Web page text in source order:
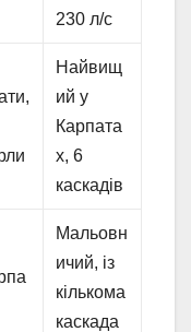
230 л/с
Найвищ
ий у
Карпата
х, 6
каскадів
Мальовн
ичий, із
кількома
каскада